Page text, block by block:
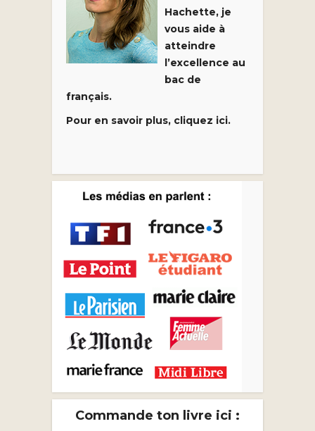
Hachette, je
vous aide à
atteindre
l’excellence au
bac de
français.
Pour en savoir plus, cliquez ici.
Commande ton livre ici :